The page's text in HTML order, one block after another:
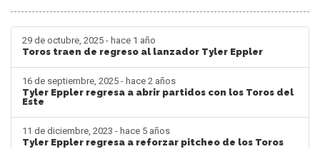
29 de octubre, 2025 - hace 1 año
Toros traen de regreso al lanzador Tyler Eppler
16 de septiembre, 2025 - hace 2 años
Tyler Eppler regresa a abrir partidos con los Toros del
Este
11 de diciembre, 2023 - hace 5 años
Tyler Eppler regresa a reforzar pitcheo de los Toros